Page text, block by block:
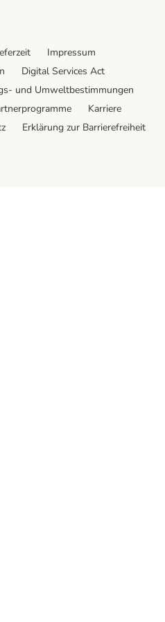
Impressum
Digital Services Act
und Umweltbestimmungen
Karriere
Erklärung zur Barrierefreiheit